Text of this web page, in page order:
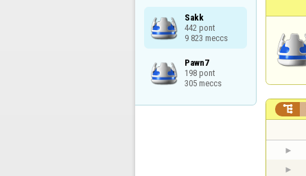
Sakk
442 pont
9 823 meccs
Pawn7
198 pont
305 meccs
